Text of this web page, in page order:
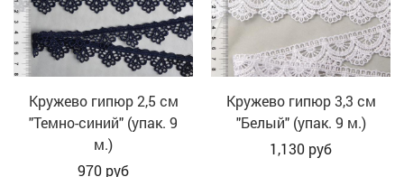
Кружево гипюр 2,5 см
"Темно-синий" (упак. 9
м.)
970 руб
Кружево гипюр 3,3 см
"Белый" (упак. 9 м.)
1,130 руб